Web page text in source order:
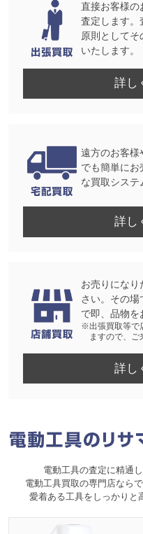
直接お客様の
査定します。
原則として
いたします。
詳し
遠方のお客様
でも簡単にお
な買取システ
詳し
お売りにな
さい。その
で即、品物を
※出張買取等で
ますので、ご
詳し
電動工具の査定に精通
電動工具買取の専門店なら
愛着ある工具をしっかりと